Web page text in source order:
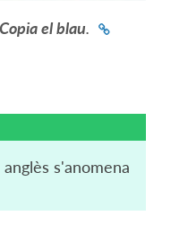
Copia el blau.
s'anomena